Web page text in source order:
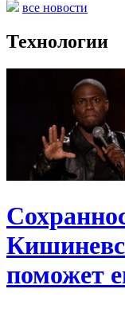
все новости
Технологии
поможет